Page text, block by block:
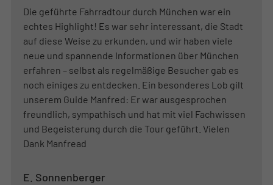
Die geführte Fahrradtour durch München war ein
echtes Highlight! Es war sehr interessant, die Stadt
auf diese Weise zu erkunden, und wir haben viele
neue und spannende Informationen über München
erfahren – selbst als regelmäßige Besucher gab es
noch einiges zu entdecken. Ein besonderes Lob gilt
unserem Guide Manfred: Er war ausgesprochen
freundlich, sympathisch und hat mit viel Fachwissen
und Begeisterung durch die Tour geführt. Vielen
Dank Manfread
E. Sonnenberger